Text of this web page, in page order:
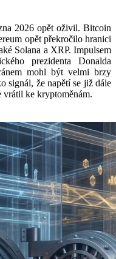
2026 opět oživil. Bitcoin
opět překročilo hranici
Solana a XRP. Impulsem
prezidenta Donalda
mohl být velmi brzy
signál, že napětí se již dále
vrátil ke kryptoměnám.